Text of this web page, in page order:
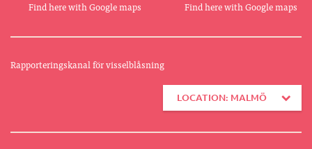
Find here with Google maps
Find here with Google maps
Rapporteringskanal för visselblåsning
LOCATION: MALMÖ